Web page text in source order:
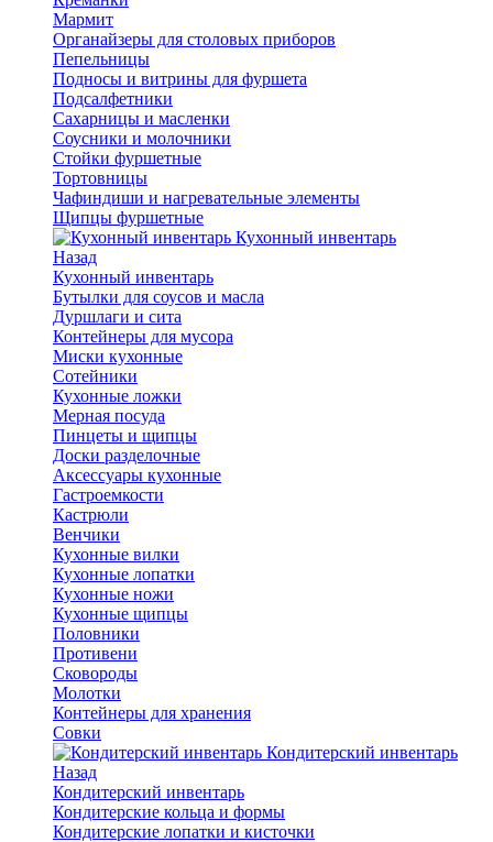
Мармит
Органайзеры для столовых приборов
Пепельницы
Подносы и витрины для фуршета
Подсалфетники
Сахарницы и масленки
Соусники и молочники
Стойки фуршетные
Тортовницы
Чафиндиши и нагревательные элементы
Щипцы фуршетные
Кухонный инвентарь
Назад
Кухонный инвентарь
Бутылки для соусов и масла
Дуршлаги и сита
Контейнеры для мусора
Миски кухонные
Сотейники
Кухонные ложки
Мерная посуда
Пинцеты и щипцы
Доски разделочные
Аксессуары кухонные
Гастроемкости
Кастрюли
Венчики
Кухонные вилки
Кухонные лопатки
Кухонные ножи
Кухонные щипцы
Половники
Противени
Сковороды
Молотки
Контейнеры для хранения
Совки
Кондитерский инвентарь
Назад
Кондитерский инвентарь
Кондитерские кольца и формы
Кондитерские лопатки и кисточки